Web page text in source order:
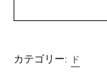
カテゴリー: ド